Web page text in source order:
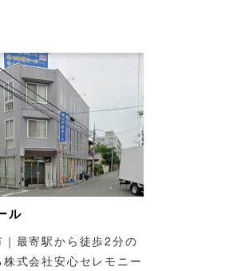
ル
最寄駅から徒歩2分の
式会社安心セレモニー